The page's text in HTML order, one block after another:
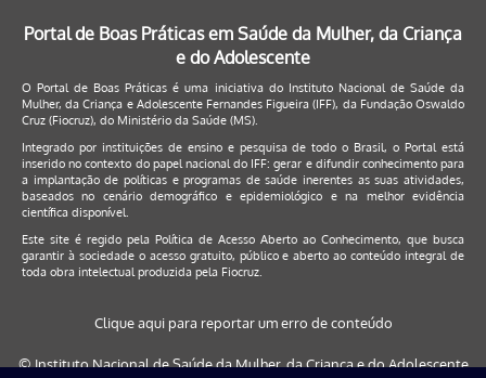
Portal de Boas Práticas em Saúde da Mulher, da Criança
e do Adolescente
O Portal de Boas Práticas é uma iniciativa do Instituto Nacional de Saúde da
Mulher, da Criança e Adolescente Fernandes Figueira (IFF), da Fundação Oswaldo
Cruz (Fiocruz), do Ministério da Saúde (MS).
Integrado por instituições de ensino e pesquisa de todo o Brasil, o Portal está
inserido no contexto do papel nacional do IFF: gerar e difundir conhecimento para
a implantação de políticas e programas de saúde inerentes as suas atividades,
baseados no cenário demográfico e epidemiológico e na melhor evidência
científica disponível.
Este site é regido pela Política de Acesso Aberto ao Conhecimento, que busca
garantir à sociedade o acesso gratuito, público e aberto ao conteúdo integral de
toda obra intelectual produzida pela Fiocruz.
Clique aqui para reportar um erro de conteúdo
© Instituto Nacional de Saúde da Mulher, da Criança e do Adolescente